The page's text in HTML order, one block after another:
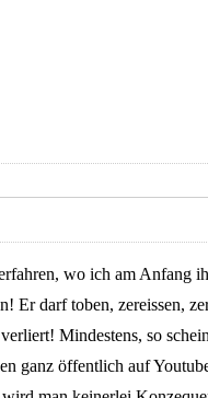
wo ich am Anfang
Er darf toben, zereissen,
Mindestens, so
ganz öffentlich auf